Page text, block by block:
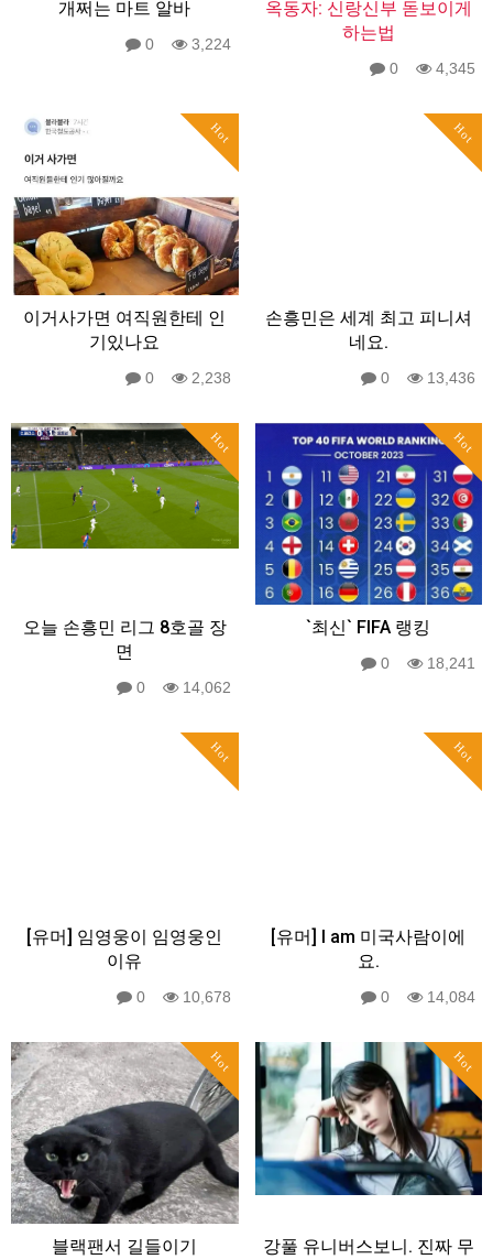
개쩌는 마트 알바
0 3,224
옥동자: 신랑신부 돋보이게
하는법
0 4,345
Hot
이거사가면 여직원한테 인
기있나요
0 2,238
Hot
손흥민은 세계 최고 피니셔
네요.
0 13,436
Hot
오늘 손흥민 리그 8호골 장
면
0 14,062
Hot
`최신` FIFA 랭킹
0 18,241
Hot
[유머] 임영웅이 임영웅인
이유
0 10,678
Hot
[유머] I am 미국사람이에
요.
0 14,084
Hot
블랙팬서 길들이기
Hot
강풀 유니버스보니. 진짜 무